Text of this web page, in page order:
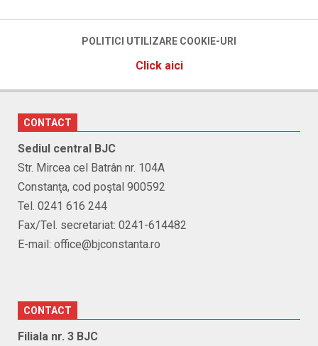
POLITICI UTILIZARE COOKIE-URI
Click aici
CONTACT
Sediul central BJC
Str. Mircea cel Batrân nr. 104A
Constanţa, cod poştal 900592
Tel. 0241 616 244
Fax/Tel. secretariat: 0241-614482
E-mail: office@bjconstanta.ro
CONTACT
Filiala nr. 3 BJC